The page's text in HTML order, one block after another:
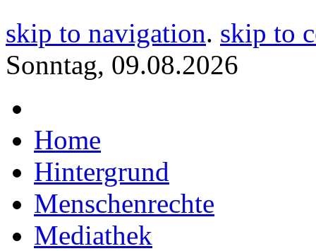
skip to navigation. skip to
Sonntag, 09.08.2026
Home
Hintergrund
Menschenrechte
Mediathek